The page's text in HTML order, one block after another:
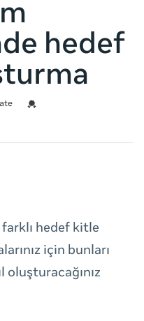
hedef
Credential For Completion
hedef kitle
için bunları
oluşturacağınız